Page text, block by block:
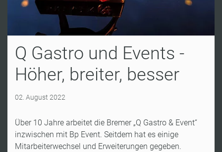
Q Gastro und Events -
Höher, breiter, besser
02. August 2022
Über 10 Jahre arbeitet die Bremer „Q Gastro & Event“
inzwischen mit Bp Event. Seitdem hat es einige
Mitarbeiterwechsel und Erweiterungen gegeben.